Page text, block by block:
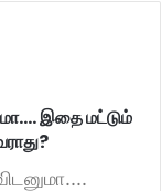
இதை மட்டும்